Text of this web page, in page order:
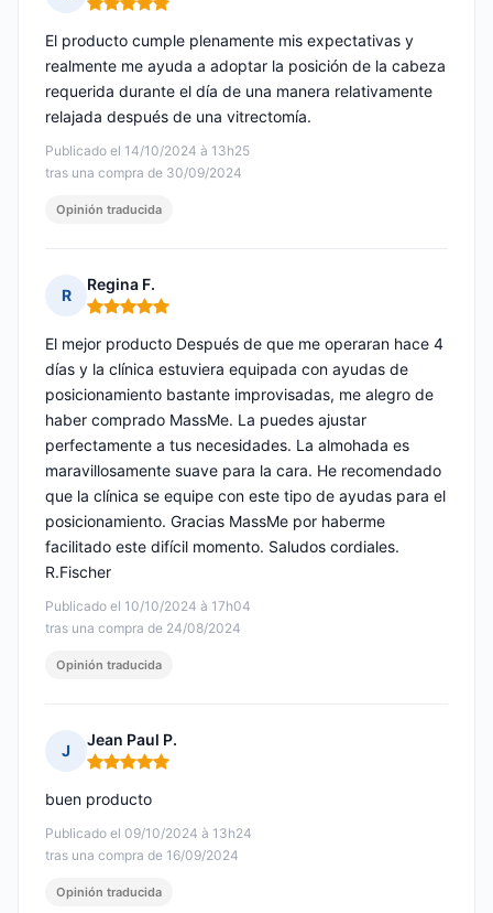
Nota: 5 de 5
Publicado el 14/10/2024 à 13h25
tras una compra de 30/09/2024
El producto cumple plenamente mis expectativas y
realmente me ayuda a adoptar la posición de la cabeza
requerida durante el día de una manera relativamente
relajada después de una vitrectomía.
Opinión traducida
R
Regina F.
Nota: 5 de 5
Publicado el 10/10/2024 à 17h04
tras una compra de 24/08/2024
El mejor producto Después de que me operaran hace 4
días y la clínica estuviera equipada con ayudas de
posicionamiento bastante improvisadas, me alegro de
haber comprado MassMe. La puedes ajustar
perfectamente a tus necesidades. La almohada es
maravillosamente suave para la cara. He recomendado
que la clínica se equipe con este tipo de ayudas para el
posicionamiento. Gracias MassMe por haberme
facilitado este difícil momento. Saludos cordiales.
R.Fischer
Opinión traducida
J
Jean Paul P.
Nota: 5 de 5
Publicado el 09/10/2024 à 13h24
tras una compra de 16/09/2024
buen producto
Opinión traducida